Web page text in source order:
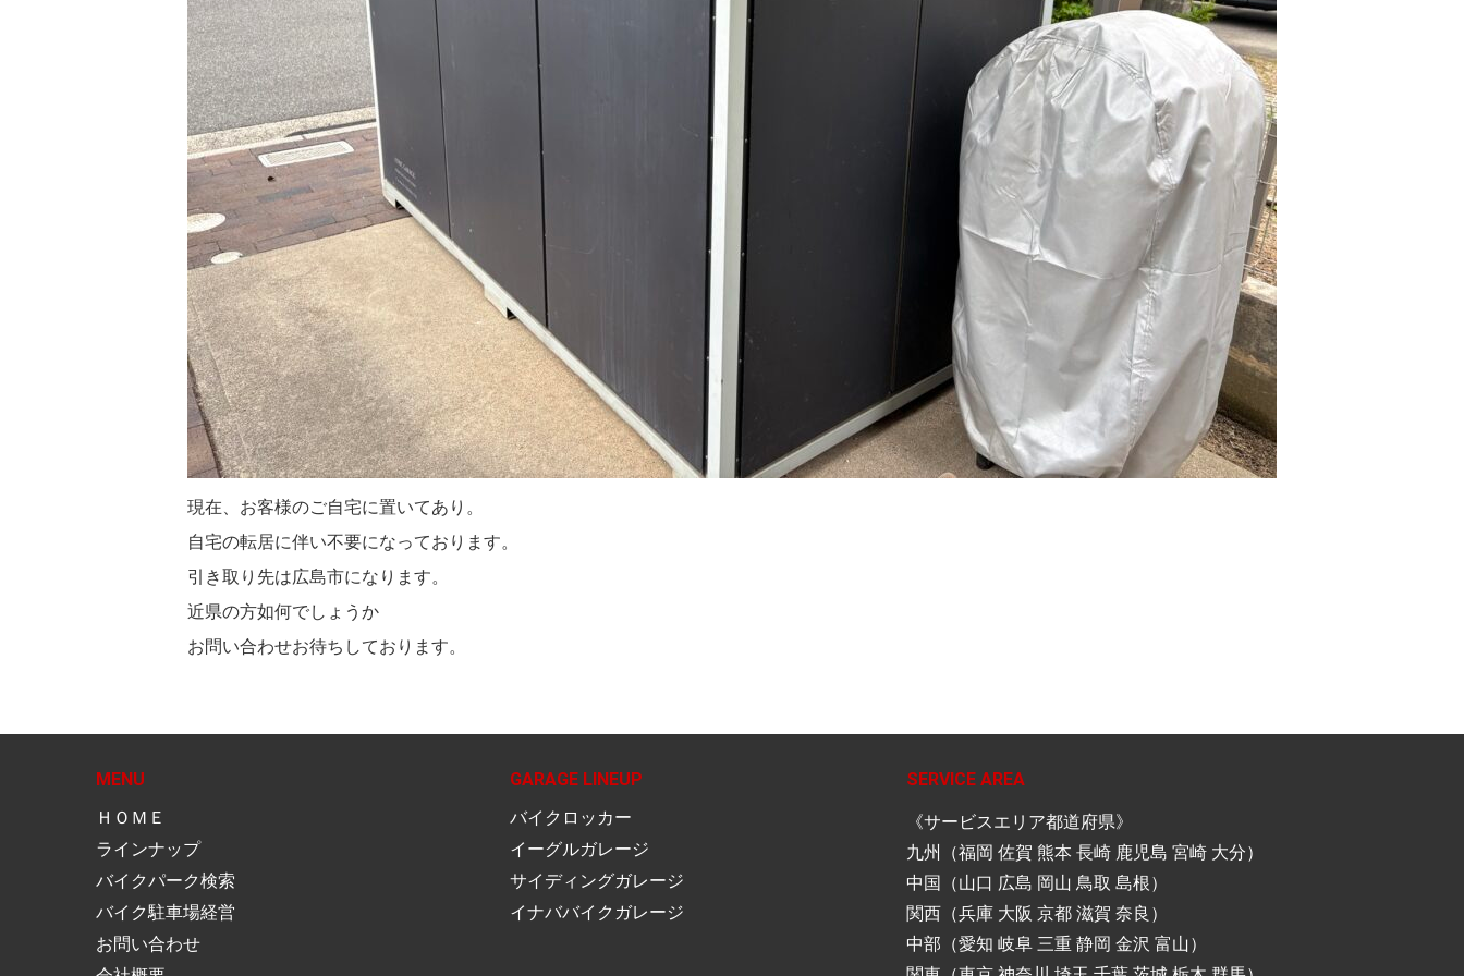
現在、お客様のご自宅に置いてあり。
自宅の転居に伴い不要になっております。
引き取り先は広島市になります。
近県の方如何でしょうか
お問い合わせお待ちしております。
MENU
ＨＯＭＥ
ラインナップ
バイクパーク検索
バイク駐車場経営
お問い合わせ
GARAGE LINEUP
バイクロッカー
イーグルガレージ
サイディングガレージ
イナババイクガレージ
SERVICE AREA
《サービスエリア都道府県》
九州（福岡 佐賀 熊本 長崎 鹿児島 宮崎 大分）
中国（山口 広島 岡山 鳥取 島根）
関西（兵庫 大阪 京都 滋賀 奈良）
中部（愛知 岐阜 三重 静岡 金沢 富山）